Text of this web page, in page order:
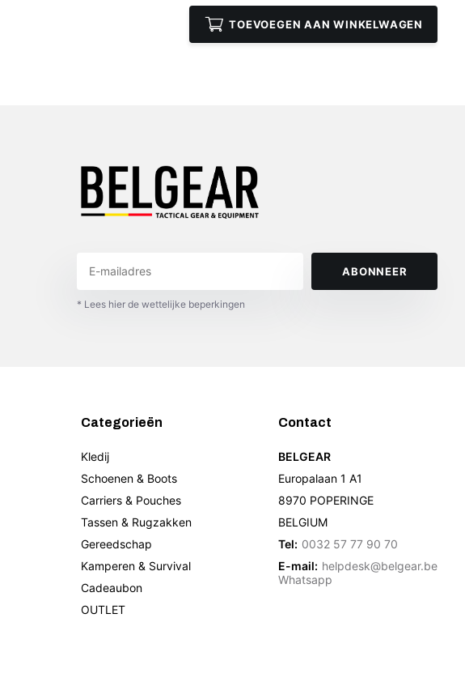
TOEVOEGEN AAN WINKELWAGEN
ABONNEER
* Lees hier de wettelijke beperkingen
Categorieën
Kledij
Schoenen & Boots
Carriers & Pouches
Tassen & Rugzakken
Gereedschap
Kamperen & Survival
Cadeaubon
OUTLET
Contact
BELGEAR
Europalaan 1 A1
8970 POPERINGE
BELGIUM
Tel: 0032 57 77 90 70
E-mail: helpdesk@belgear.be
Whatsapp